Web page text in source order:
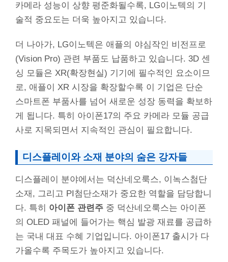
카메라 성능이 상향 평준화될수록, LG이노텍의 기
술적 중요도는 더욱 높아지고 있습니다.
더 나아가, LG이노텍은 애플의 야심작인 비전프로
(Vision Pro) 관련 부품도 납품하고 있습니다. 3D 센
싱 모듈은 XR(확장현실) 기기에 필수적인 요소이므
로, 애플이 XR 시장을 확장할수록 이 기업은 단순
스마트폰 부품사를 넘어 새로운 성장 동력을 확보하
게 됩니다. 특히 아이폰17의 주요 카메라 모듈 공급
사로 지목되면서 지속적인 관심이 필요합니다.
디스플레이와 소재 분야의 숨은 강자들
디스플레이 분야에서는 덕산네오룩스, 이녹스첨단
소재, 그리고 PI첨단소재가 중요한 역할을 담당합니
다. 특히 아이폰 관련주 중 덕산네오룩스는 아이폰
의 OLED 패널에 들어가는 핵심 발광 재료를 공급하
는 국내 대표 수혜 기업입니다. 아이폰17 출시가 다
가올수록 주목도가 높아지고 있습니다.